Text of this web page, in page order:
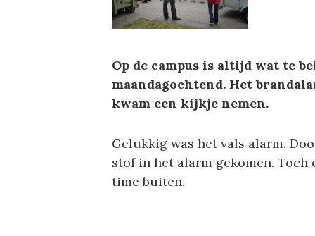
Op de campus is altijd wat te
maandagochtend. Het
kwam een kijkje nemen.
Gelukkig was het vals alarm.
stof in het alarm gekomen.
time buiten.